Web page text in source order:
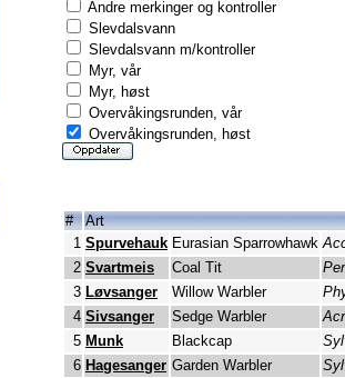
Andre merkinger og kontroller
Slevdalsvann
Slevdalsvann m/kontroller
Myr, vår
Myr, høst
Overvåkingsrunden, vår
Overvåkingsrunden, høst
#
Art
1 Spurvehauk Eurasian Sparrowhawk
2 Svartmeis Coal Tit
3 Løvsanger Willow Warbler
4 Sivsanger Sedge Warbler
5 Munk Blackcap
6 Hagesanger Garden Warbler